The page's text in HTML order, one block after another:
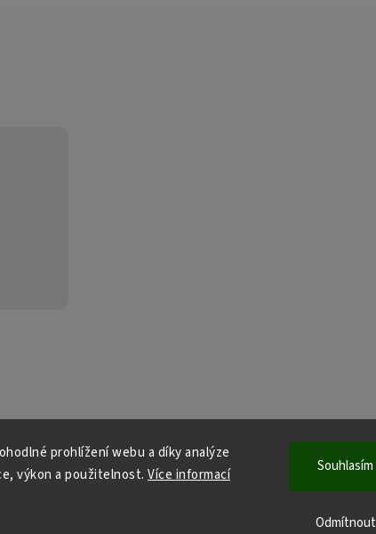
prohlížení webu a díky analýze
výkon a použitelnost. Více informací
Odmítnout
Souhlasím